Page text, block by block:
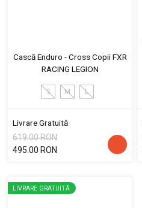
Cască Enduro - Cross Copii FXR
RACING LEGION
S M L
Livrare Gratuită
619.00 RON
495.00 RON
LIVRARE GRATUITĂ